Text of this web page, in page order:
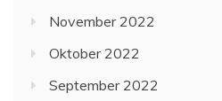
November 2022
Oktober 2022
September 2022